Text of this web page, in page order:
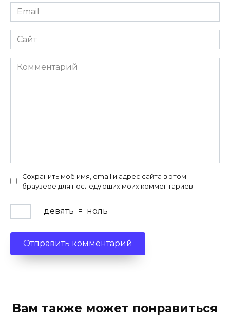
Email
*
Сайт
Комментарий
Сохранить моё имя, email и адрес сайта в этом
браузере для последующих моих комментариев.
− девять = ноль
Вам также может понравиться